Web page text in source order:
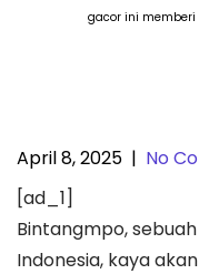
gacor ini
Menjelajahi
April 8, 2025 | No
[ad_1]
Bintangmpo,
Indonesia, kaya